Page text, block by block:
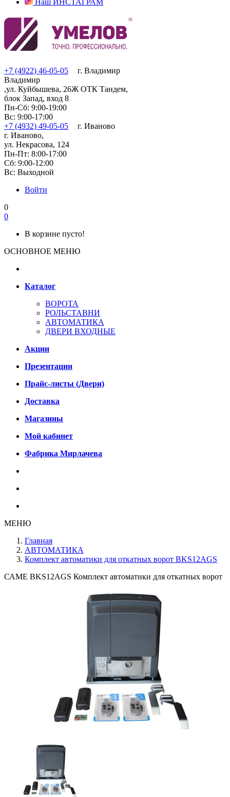
Наш ИНСТАГРАМ
+7 (4922) 46-05-05
г. Владимир
Владимир
,ул. Куйбышева, 26Ж ОТК Тандем,
блок Запад, вход 8
Пн-Сб: 9:00-19:00
Вс: 9:00-17:00
+7 (4932) 49-05-05
г. Иваново
г. Иваново,
ул. Некрасова, 124
Пн-Пт: 8:00-17:00
Сб: 9:00-12:00
Вс: Выходной
Войти
0
0
В корзине пусто!
ОСНОВНОЕ МЕНЮ
Каталог
ВОРОТА
РОЛЬСТАВНИ
АВТОМАТИКА
ДВЕРИ ВХОДНЫЕ
Акции
Презентации
Прайс-листы (Двери)
Доставка
Магазины
Мой кабинет
Фабрика Мирлачева
МЕНЮ
Главная
АВТОМАТИКА
Комплект автоматики для откатных ворот BKS12AGS
САМЕ BKS12AGS Комплект автоматики для откатных ворот